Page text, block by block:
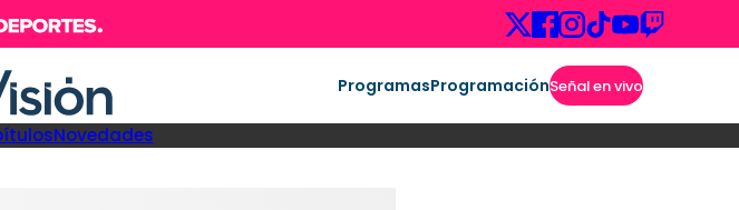
ProgramasProgramaciónSeñal en vivo
Novedades